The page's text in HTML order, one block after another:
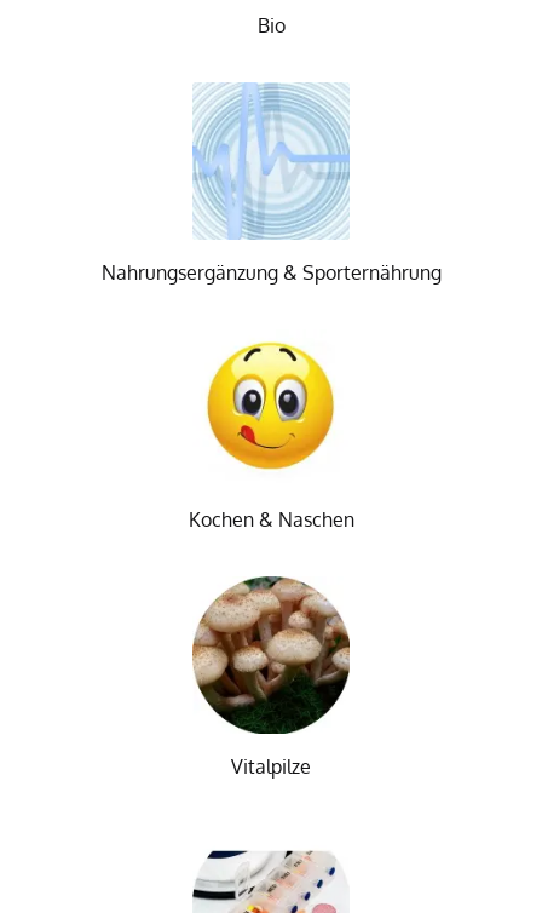
Bio
Nahrungsergänzung & Sporternährung
Kochen & Naschen
Vitalpilze